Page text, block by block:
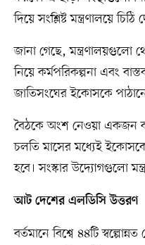
দিয়ে সংশ্লিষ্ট মন্ত্রণালয়ে চিঠি
জানা গেছে, মন্ত্রণালয়গুলো
নিয়ে কর্মপরিকল্পনা এবং
জাতিসংঘের ইকোসকে
বৈঠকে অংশ নেওয়া একজন
চলতি মাসের মধ্যেই ইকোসকে
হবে। সংস্কার উদ্যোগগুলো
আট দেশের এলডিসি উত্তরণ
বর্তমানে বিশ্বে ৪৪টি